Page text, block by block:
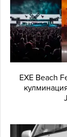
EXE Beach